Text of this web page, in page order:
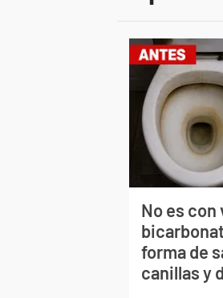
No es con
forma de
canillas y